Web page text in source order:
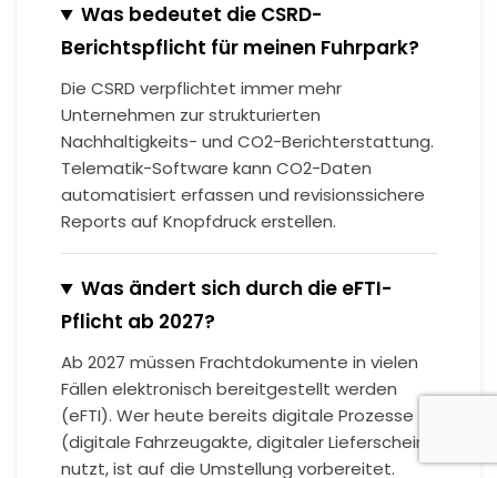
Was bedeutet die CSRD-
Berichtspflicht für meinen Fuhrpark?
Die CSRD verpflichtet immer mehr
Unternehmen zur strukturierten
Nachhaltigkeits- und CO2-Berichterstattung.
Telematik-Software kann CO2-Daten
automatisiert erfassen und revisionssichere
Reports auf Knopfdruck erstellen.
Was ändert sich durch die eFTI-
Pflicht ab 2027?
Ab 2027 müssen Frachtdokumente in vielen
Fällen elektronisch bereitgestellt werden
(eFTI). Wer heute bereits digitale Prozesse
(digitale Fahrzeugakte, digitaler Lieferschein)
nutzt, ist auf die Umstellung vorbereitet.